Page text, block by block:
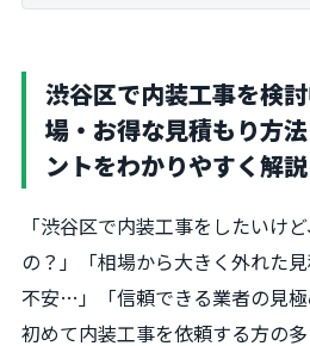
渋谷区で内装工事を検
場・お得な見積もり方
ントをわかりやすく解説
「渋谷区で内装工事をしたいけ
の？」「相場から大きく外れた
不安…」「信頼できる業者の見極
初めて内装工事を依頼する方の